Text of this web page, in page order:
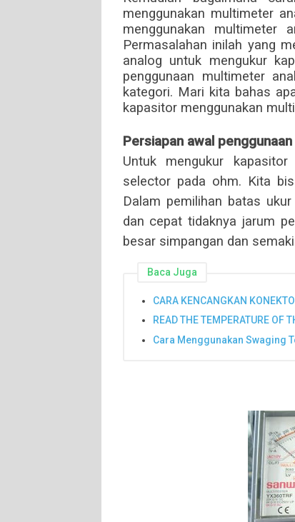
menggunakan multimeter
menggunakan multimeter
Permasalahan inilah yang
analog untuk mengukur
penggunaan multimeter
kategori. Mari kita bahas
kapasitor menggunakan
Persiapan awal
Untuk mengukur
selector pada ohm. Kita
Dalam pemilihan batas
dan cepat tidaknya jarum
besar simpangan dan
Baca Juga
CARA KENCANGKAN
READ THE TEMPERATURE OF
Cara Menggunakan Swaging